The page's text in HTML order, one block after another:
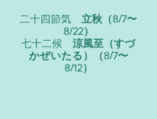
二十四節気 立秋（8/7〜
8/22）
七十二候 涼風至（すづ
かぜいたる）（8/7〜
8/12）